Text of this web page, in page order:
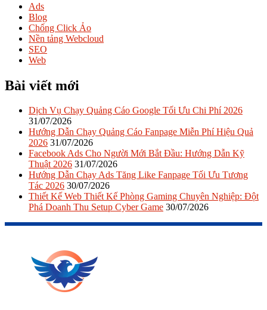
Ads
Blog
Chống Click Ảo
Nền tảng Webcloud
SEO
Web
Bài viết mới
Dịch Vụ Chạy Quảng Cáo Google Tối Ưu Chi Phí 2026
31/07/2026
Hướng Dẫn Chạy Quảng Cáo Fanpage Miễn Phí Hiệu Quả
2026 31/07/2026
Facebook Ads Cho Người Mới Bắt Đầu: Hướng Dẫn Kỹ
Thuật 2026 31/07/2026
Hướng Dẫn Chạy Ads Tăng Like Fanpage Tối Ưu Tương
Tác 2026 30/07/2026
Thiết Kế Web Thiết Kế Phòng Gaming Chuyên Nghiệp: Đột
Phá Doanh Thu Setup Cyber Game 30/07/2026